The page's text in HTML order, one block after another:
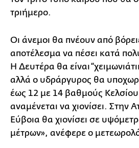
τριήμερο.
Οι άνεμοι θα πνέουν από
αποτέλεσμα να πέσει κατά
Η Δευτέρα θα είναι
αλλά ο υδράργυρος θα
έως 12 με 14 βαθμούς
αναμένεται να χιονίσει. Στην
Εύβοια θα χιονίσει σε
μέτρων», ανέφερε ο